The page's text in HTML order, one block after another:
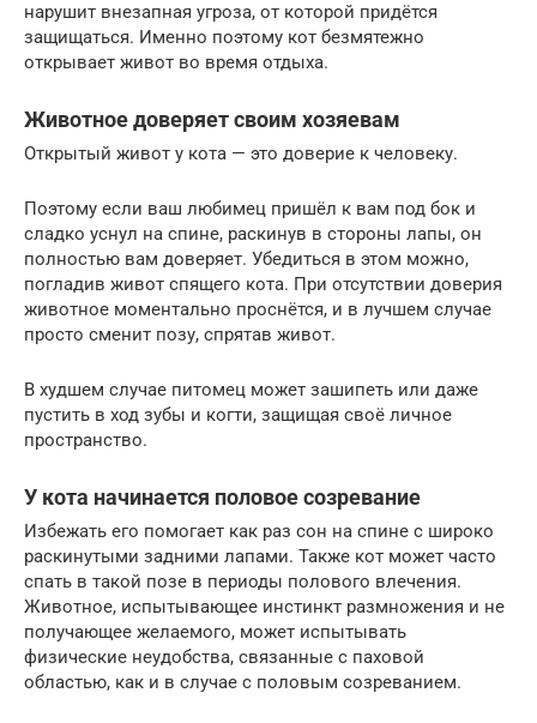
нарушит внезапная угроза, от которой придётся
защищаться. Именно поэтому кот безмятежно
открывает живот во время отдыха.
Животное доверяет своим хозяевам
Открытый живот у кота — это доверие к человеку.
Поэтому если ваш любимец пришёл к вам под бок и
сладко уснул на спине, раскинув в стороны лапы, он
полностью вам доверяет. Убедиться в этом можно,
погладив живот спящего кота. При отсутствии доверия
животное моментально проснётся, и в лучшем случае
просто сменит позу, спрятав живот.
В худшем случае питомец может зашипеть или даже
пустить в ход зубы и когти, защищая своё личное
пространство.
У кота начинается половое созревание
Избежать его помогает как раз сон на спине с широко
раскинутыми задними лапами. Также кот может часто
спать в такой позе в периоды полового влечения.
Животное, испытывающее инстинкт размножения и не
получающее желаемого, может испытывать
физические неудобства, связанные с паховой
областью, как и в случае с половым созреванием.